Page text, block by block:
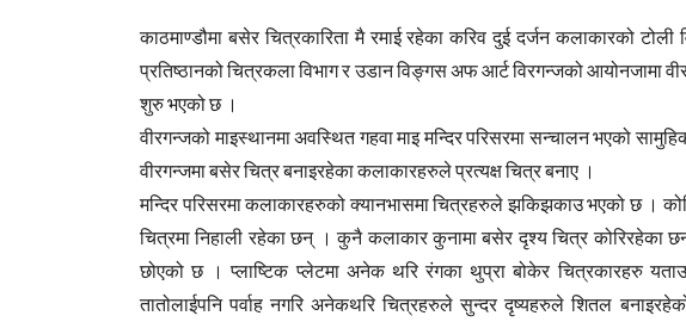
काठमाण्डौमा बसेर चित्रकारिता मै रमाई रहेका करिव दुई दर्जन कलाकारको
प्रतिष्ठानको चित्रकला विभाग र उडान विङ्गस अफ आर्ट विरगन्जको आयोनजामा
शुरु भएको छ ।
वीरगन्जको माइस्थानमा अवस्थित गहवा माइ मन्दिर परिसरमा सन्चालन भएको
वीरगन्जमा बसेर चित्र बनाइरहेका कलाकारहरुले प्रत्यक्ष चित्र बनाए ।
मन्दिर परिसरमा कलाकारहरुको क्यानभासमा चित्रहरुले झकिझकाउ भएको छ ।
चित्रमा निहाली रहेका छन् । कुनै कलाकार कुनामा बसेर दृश्य चित्र कोरिरहेका
छोएको छ । प्लाष्टिक प्लेटमा अनेक थरि रंगका थुप्रा बोकेर चित्रकारहरु
तातोलाईपनि पर्वाह नगरि अनेकथरि चित्रहरुले सुन्दर दृष्यहरुले शितल